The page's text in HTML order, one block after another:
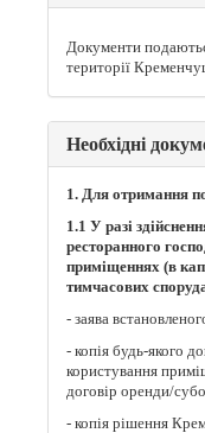
Документи
території
Необхідні
1. Для отримання
1.1 У разі
ресторанного
приміщеннях (в
тимчасових
- заява
- копія будь-якого
користування
договір оренди/
- копія рішення